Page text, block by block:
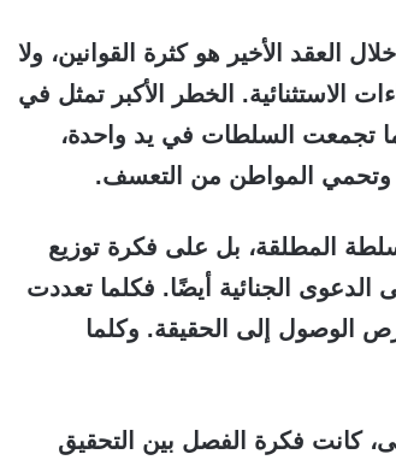
العقد الأخير هو كثرة القوانين، ولا
الاستثنائية. الخطر الأكبر تمثل في
تجمعت السلطات في يد واحدة،
وتحمي المواطن من التعسف.
المطلقة، بل على فكرة توزيع
الجنائية أيضًا. فكلما تعددت
الوصول إلى الحقيقة. وكلما
كانت فكرة الفصل بين التحقيق